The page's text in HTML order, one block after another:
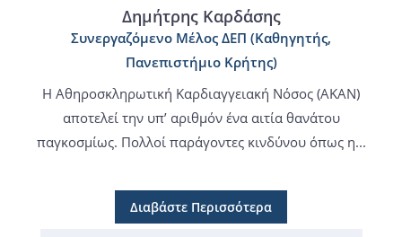
Δημήτρης Καρδάσης
Συνεργαζόμενο Μέλος ΔΕΠ (Καθηγητής,
Πανεπιστήμιο Κρήτης)
H Αθηροσκληρωτική Καρδιαγγειακή Νόσος (ΑΚΑΝ)
αποτελεί την υπ’ αριθμόν ένα αιτία θανάτου
παγκοσμίως. Πολλοί παράγοντες κινδύνου όπως η...
Διαβάστε Περισσότερα